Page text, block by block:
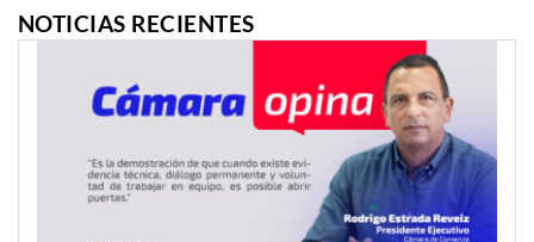
NOTICIAS RECIENTES